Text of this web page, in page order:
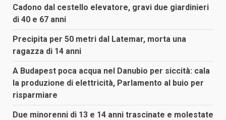
Cadono dal cestello elevatore, gravi due giardinieri
di 40 e 67 anni
Precipita per 50 metri dal Latemar, morta una
ragazza di 14 anni
A Budapest poca acqua nel Danubio per siccità: cala
la produzione di elettricità, Parlamento al buio per
risparmiare
Due minorenni di 13 e 14 anni trascinate e molestate